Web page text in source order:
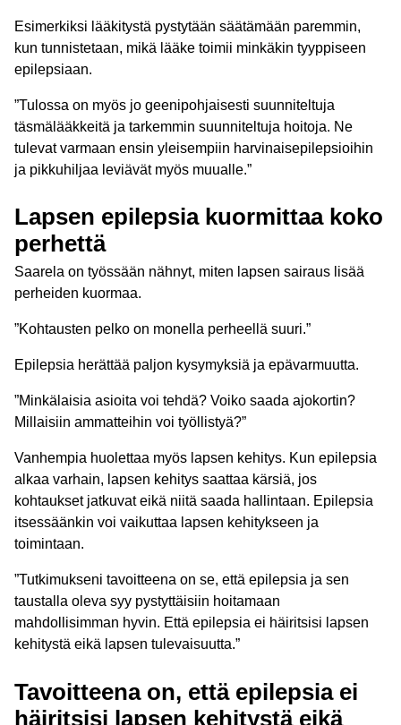
Esimerkiksi lääkitystä pystytään säätämään paremmin,
kun tunnistetaan, mikä lääke toimii minkäkin tyyppiseen
epilepsiaan.
”Tulossa on myös jo geenipohjaisesti suunniteltuja
täsmälääkkeitä ja tarkemmin suunniteltuja hoitoja. Ne
tulevat varmaan ensin yleisempiin harvinaisepilepsioihin
ja pikkuhiljaa leviävät myös muualle.”
Lapsen epilepsia kuormittaa koko
perhettä
Saarela on työssään nähnyt, miten lapsen sairaus lisää
perheiden kuormaa.
”Kohtausten pelko on monella perheellä suuri.”
Epilepsia herättää paljon kysymyksiä ja epävarmuutta.
”Minkälaisia asioita voi tehdä? Voiko saada ajokortin?
Millaisiin ammatteihin voi työllistyä?”
Vanhempia huolettaa myös lapsen kehitys. Kun epilepsia
alkaa varhain, lapsen kehitys saattaa kärsiä, jos
kohtaukset jatkuvat eikä niitä saada hallintaan. Epilepsia
itsessäänkin voi vaikuttaa lapsen kehitykseen ja
toimintaan.
”Tutkimukseni tavoitteena on se, että epilepsia ja sen
taustalla oleva syy pystyttäisiin hoitamaan
mahdollisimman hyvin. Että epilepsia ei häiritsisi lapsen
kehitystä eikä lapsen tulevaisuutta.”
Tavoitteena on, että epilepsia ei
häiritsisi lapsen kehitystä eikä